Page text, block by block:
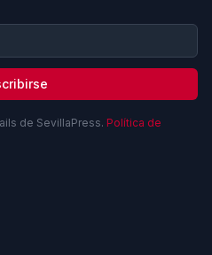
de SevillaPress. Política de